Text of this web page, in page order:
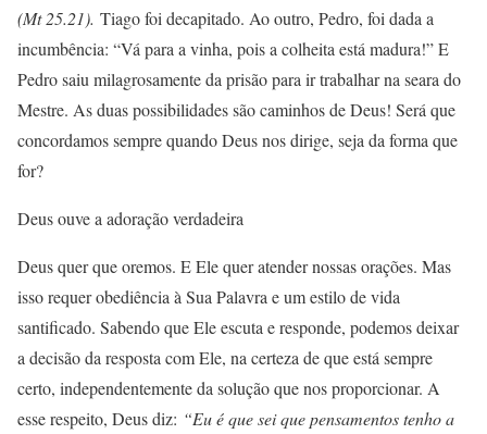
(Mt 25.21). Tiago foi decapitado. Ao outro, Pedro, foi dada a
incumbência: “Vá para a vinha, pois a colheita está madura!” E
Pedro saiu milagrosamente da prisão para ir trabalhar na seara do
Mestre. As duas possibilidades são caminhos de Deus! Será que
concordamos sempre quando Deus nos dirige, seja da forma que
for?
Deus ouve a adoração verdadeira
Deus quer que oremos. E Ele quer atender nossas orações. Mas
isso requer obediência à Sua Palavra e um estilo de vida
santificado. Sabendo que Ele escuta e responde, podemos deixar
a decisão da resposta com Ele, na certeza de que está sempre
certo, independentemente da solução que nos proporcionar. A
esse respeito, Deus diz: “Eu é que sei que pensamentos tenho a